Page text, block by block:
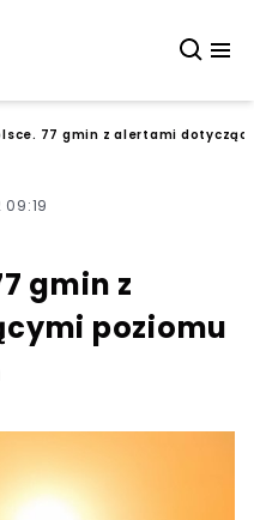
77 gmin z alertami
09:19
gmin z
poziomu